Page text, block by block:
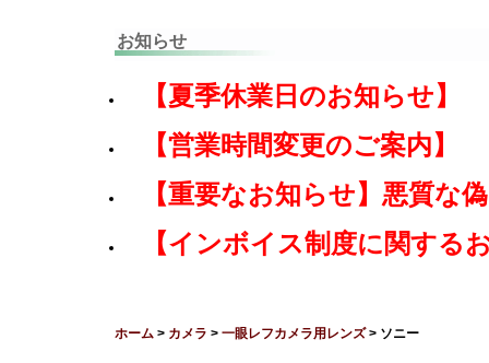
お知らせ
【夏季休業日のお知らせ】
【営業時間変更のご案内】
【重要なお知らせ】悪質な
【インボイス制度に関する
ホーム > カメラ > 一眼レフカメラ用レンズ> ソニー